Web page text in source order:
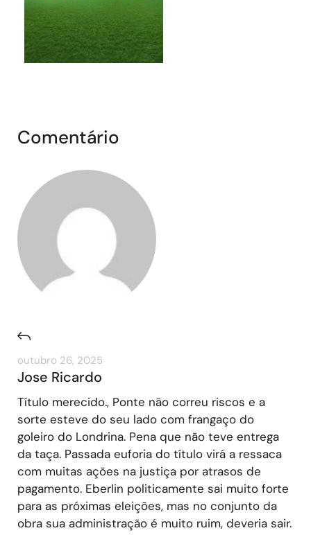
Comentário
outubro 26, 2025
Jose Ricardo
Título merecido., Ponte não correu riscos e a
sorte esteve do seu lado com frangaço do
goleiro do Londrina. Pena que não teve entrega
da taça. Passada euforia do título virá a ressaca
com muitas ações na justiça por atrasos de
pagamento. Eberlin politicamente sai muito forte
para as próximas eleições, mas no conjunto da
obra sua administração é muito ruim, deveria sair.